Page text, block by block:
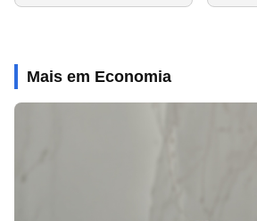
Mais em Economia